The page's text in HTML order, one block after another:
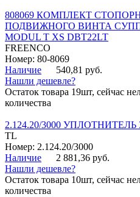
808069 КОМПЛЕКТ
ПОДВИЖНОГО ВИНТА
MODUL T XS DBT22LT
FREENCO
Номер: 80-8069
Наличие
540,81 руб.
Нашли дешевле?
Остаток товара 19шт, сейчас
количества
2.124.20/3000
TL
Номер: 2.124.20/3000
Наличие
2 881,36 руб.
Нашли дешевле?
Остаток товара 10шт, сейчас
количества